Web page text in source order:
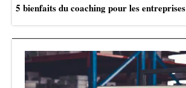
5 bienfaits du coaching pour les entreprises